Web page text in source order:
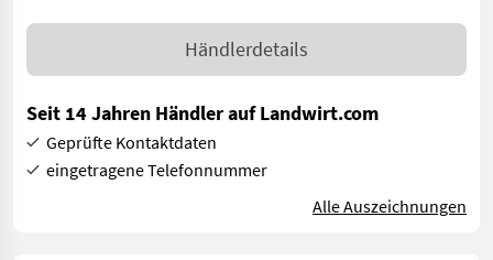
Händlerdetails
Seit 14 Jahren Händler auf Landwirt.com
Geprüfte Kontaktdaten
eingetragene Telefonnummer
Alle Auszeichnungen